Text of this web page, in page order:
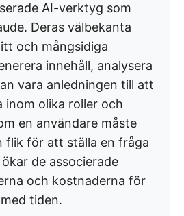
AI-verktyg som
Deras välbekanta
och mångsidiga
innehåll, analysera
vara anledningen till att
inom olika roller och
en användare måste
flik för att ställa en fråga
de associerade
och kostnaderna för
tiden.